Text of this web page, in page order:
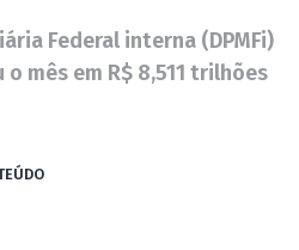
Federal interna (DPMFi)
o mês em R$ 8,511 trilhões